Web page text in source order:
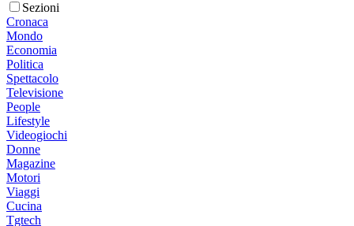
Sezioni
Cronaca
Mondo
Economia
Politica
Spettacolo
Televisione
People
Lifestyle
Videogiochi
Donne
Magazine
Motori
Viaggi
Cucina
Tgtech